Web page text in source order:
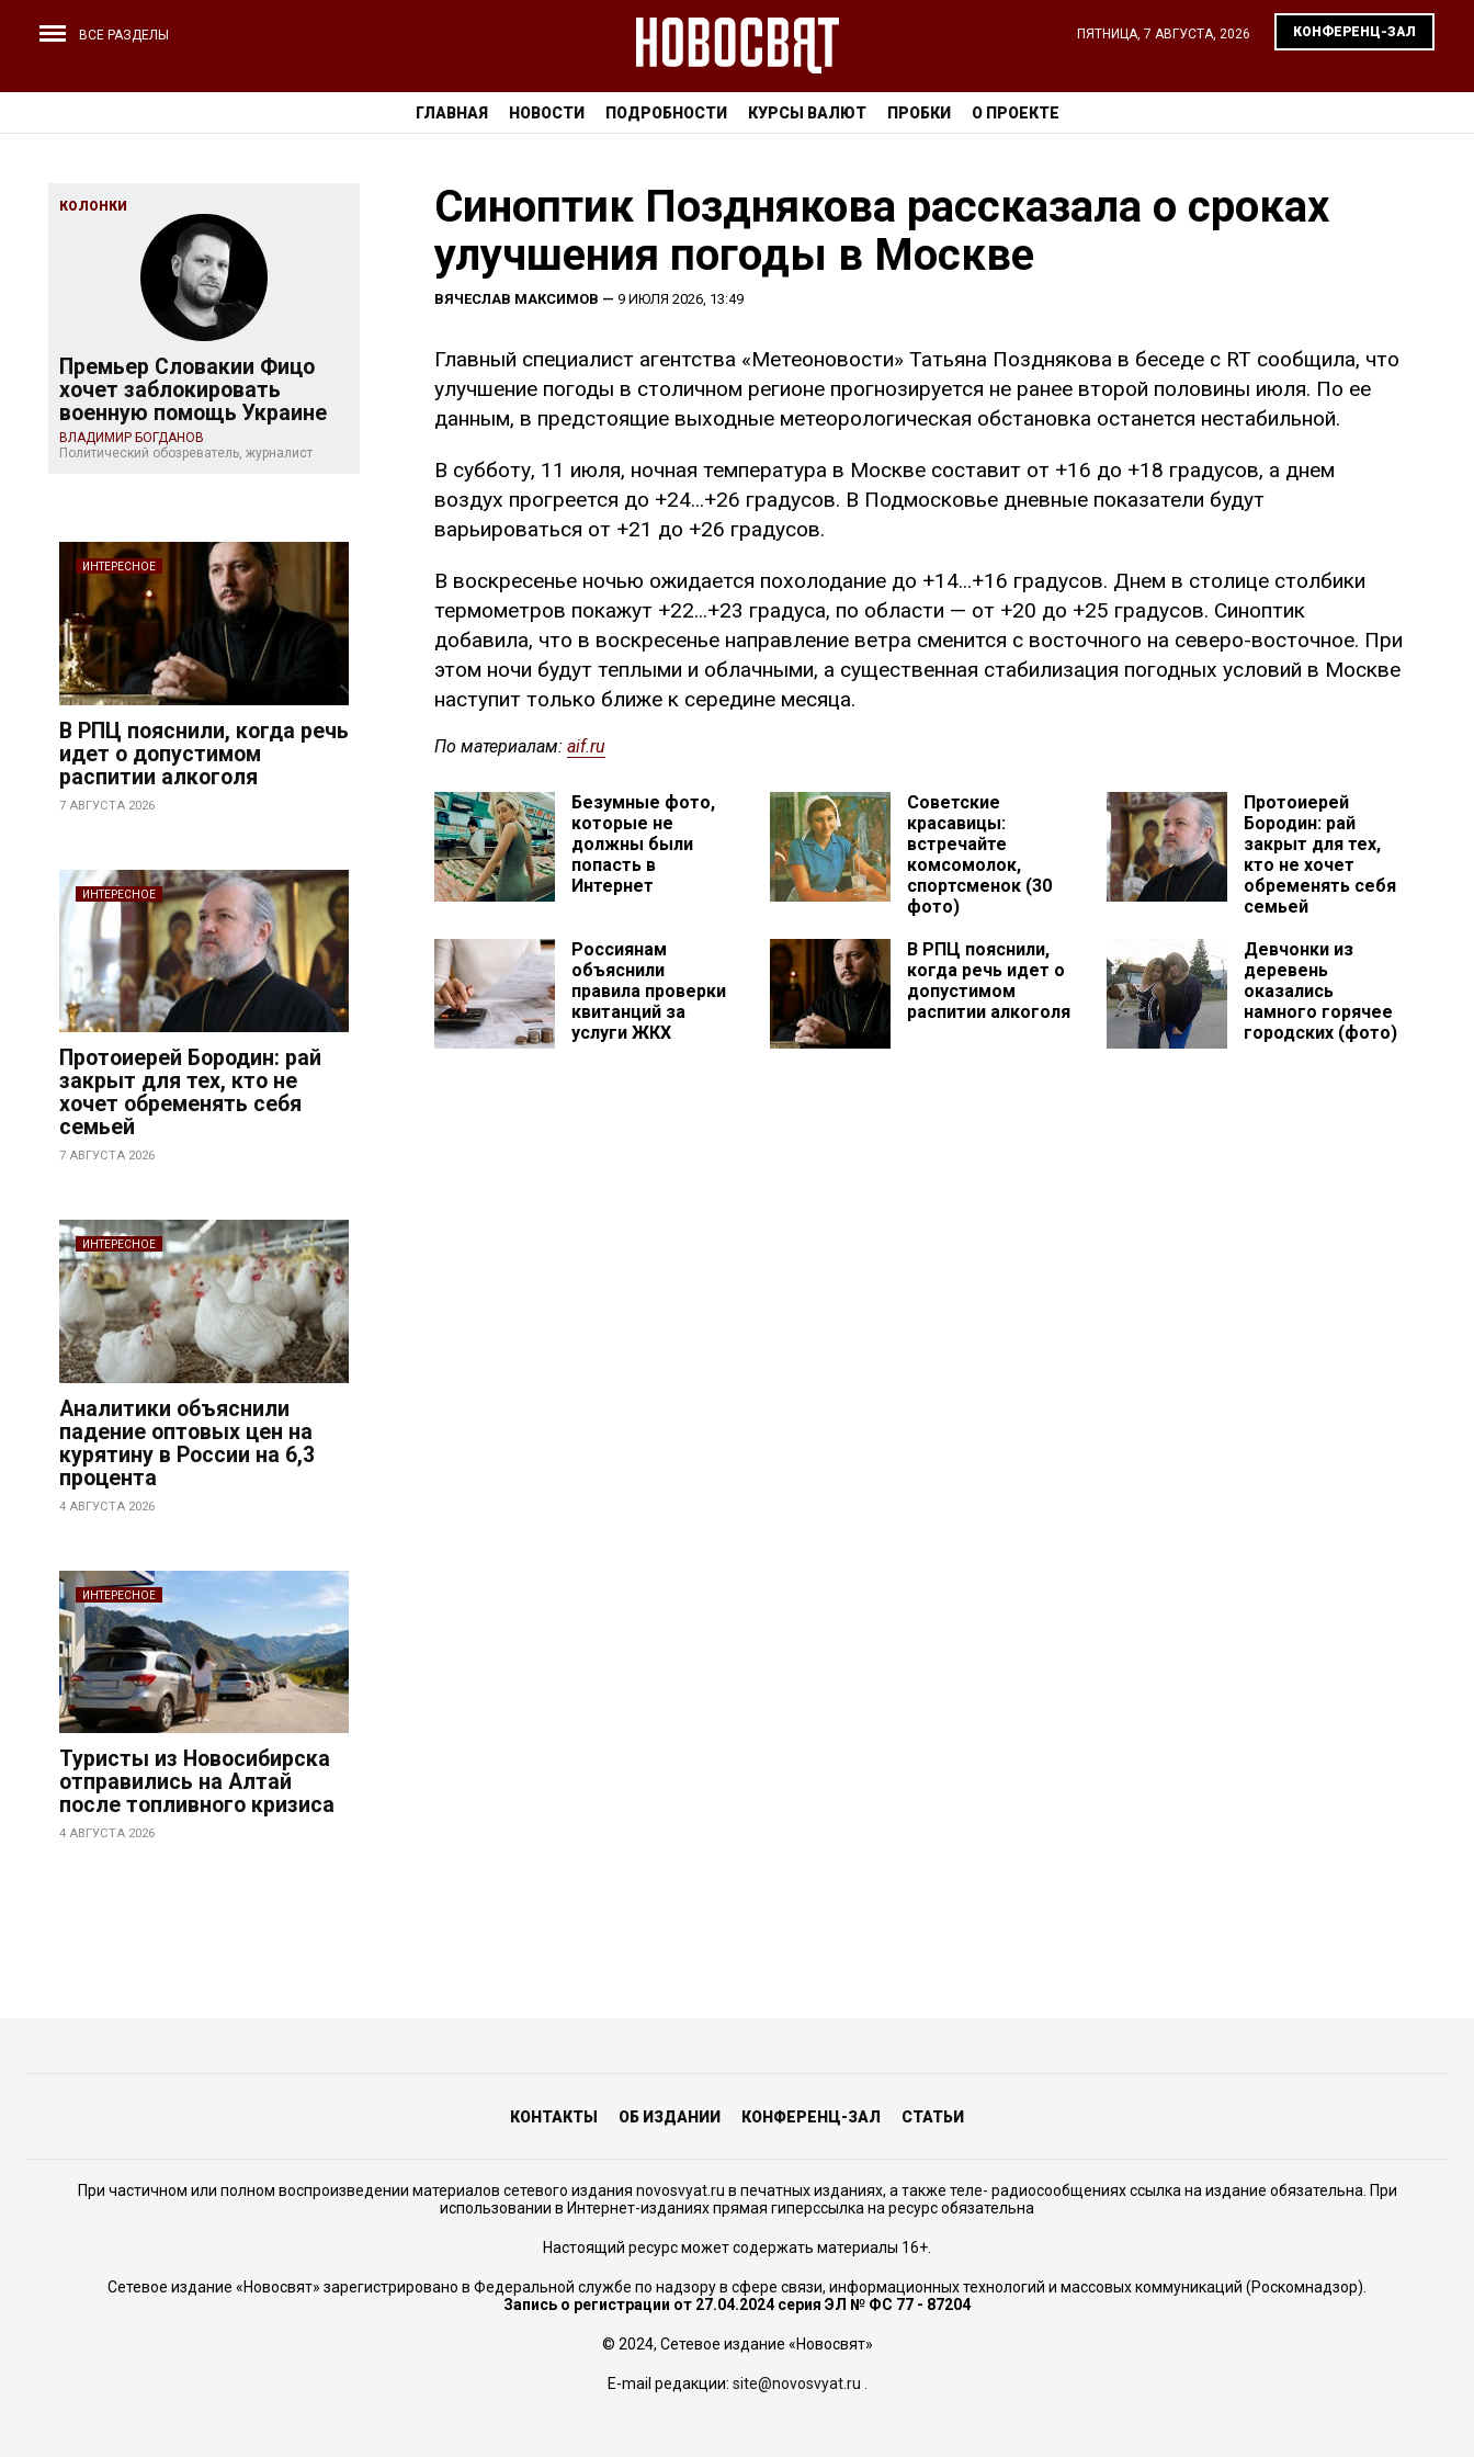
ВСЕ РАЗДЕЛЫ ПЯТНИЦА, 7 АВГУСТА, 2026 КОНФЕРЕНЦ-ЗАЛ
ГЛАВНАЯ НОВОСТИ ПОДРОБНОСТИ КУРСЫ ВАЛЮТ ПРОБКИ О ПРОЕКТЕ
КОЛОНКИ
Премьер Словакии Фицо
хочет заблокировать
военную помощь Украине
ВЛАДИМИР БОГДАНОВ
Политический обозреватель, журналист
ИНТЕРЕСНОЕ
В РПЦ пояснили, когда речь
идет о допустимом
распитии алкоголя
7 АВГУСТА 2026
ИНТЕРЕСНОЕ
Протоиерей Бородин: рай
закрыт для тех, кто не
хочет обременять себя
семьей
7 АВГУСТА 2026
ИНТЕРЕСНОЕ
Аналитики объяснили
падение оптовых цен на
курятину в России на 6,3
процента
4 АВГУСТА 2026
ИНТЕРЕСНОЕ
Туристы из Новосибирска
отправились на Алтай
после топливного кризиса
4 АВГУСТА 2026
Синоптик Позднякова рассказала о сроках
улучшения погоды в Москве
ВЯЧЕСЛАВ МАКСИМОВ — 9 ИЮЛЯ 2026, 13:49
Главный специалист агентства «Метеоновости» Татьяна Позднякова в беседе с RT сообщила, что
улучшение погоды в столичном регионе прогнозируется не ранее второй половины июля. По ее
данным, в предстоящие выходные метеорологическая обстановка останется нестабильной.
В субботу, 11 июля, ночная температура в Москве составит от +16 до +18 градусов, а днем
воздух прогреется до +24...+26 градусов. В Подмосковье дневные показатели будут
варьироваться от +21 до +26 градусов.
В воскресенье ночью ожидается похолодание до +14...+16 градусов. Днем в столице столбики
термометров покажут +22...+23 градуса, по области — от +20 до +25 градусов. Синоптик
добавила, что в воскресенье направление ветра сменится с восточного на северо-восточное. При
этом ночи будут теплыми и облачными, а существенная стабилизация погодных условий в Москве
наступит только ближе к середине месяца.
По материалам: aif.ru
Безумные фото,
которые не
должны были
попасть в
Интернет
Советские
красавицы:
встречайте
комсомолок,
спортсменок (30
фото)
Протоиерей
Бородин: рай
закрыт для тех,
кто не хочет
обременять себя
семьей
Россиянам
объяснили
правила проверки
квитанций за
услуги ЖКХ
В РПЦ пояснили,
когда речь идет о
допустимом
распитии алкоголя
Девчонки из
деревень
оказались
намного горячее
городских (фото)
КОНТАКТЫ ОБ ИЗДАНИИ КОНФЕРЕНЦ-ЗАЛ СТАТЬИ
При частичном или полном воспроизведении материалов сетевого издания novosvyat.ru в печатных изданиях, а также теле- радиосообщениях ссылка на издание обязательна. При
использовании в Интернет-изданиях прямая гиперссылка на ресурс обязательна
Настоящий ресурс может содержать материалы 16+.
Сетевое издание «Новосвят» зарегистрировано в Федеральной службе по надзору в сфере связи, информационных технологий и массовых коммуникаций (Роскомнадзор).
Запись о регистрации от 27.04.2024 серия ЭЛ № ФС 77 - 87204
© 2024, Сетевое издание «Новосвят»
E-mail редакции: site@novosvyat.ru